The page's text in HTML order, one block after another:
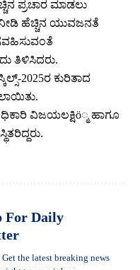
ಪ್ರಚಾರ ಮಾಡಲು
ಹೆಚ್ಚಿನ ಯುವಜನತೆ
ತಿಳಿಸಿದರು.
2025ರ ಕುರಿತಾದ
ವಿಜಯಲಕ್ಷಿö್ಮ ಹಾಗೂ
For Daily
the latest breaking news